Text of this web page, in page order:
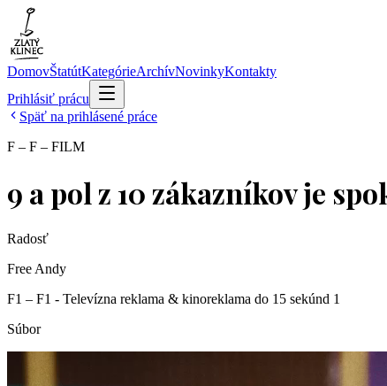
DomovŠtatútKategórieArchívNovinkyKontakty
Prihlásiť prácu
Späť na prihlásené práce
F – F – FILM
9 a pol z 10 zákazníkov je
Radosť
Free Andy
F1 – F1 - Televízna reklama & kinoreklama do 15 sekúnd 1
Súbor